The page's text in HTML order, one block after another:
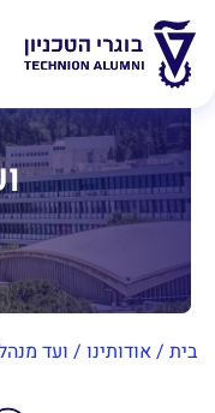
בית /אודותינו / ועד